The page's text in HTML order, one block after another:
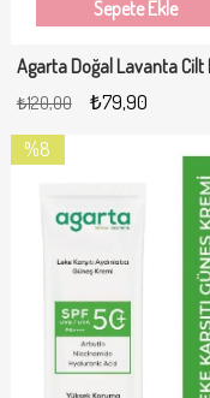
₺79,90
₺120,00
Sepete Ekle
%8
%8İndirim